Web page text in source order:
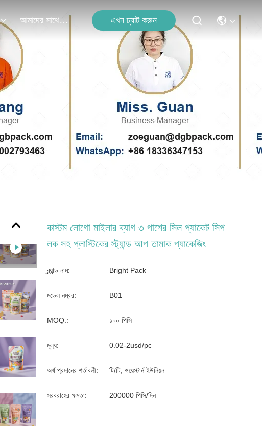
আমাদের সাথে যোগাযোগ এখন চ্যাট করুন
কাস্টম লোগো মাইলার ব্যাগ ৩ পাশের সিল প্যাকেট সিপ
লক সহ প্লাস্টিকের স্ট্যান্ড আপ তামাক প্যাকেজিং
ব্র্যান্ড নাম: Bright Pack
মডেল নম্বর: B01
MOQ.: ১০০ পিসি
মূল্য: 0.02-2usd/pc
অর্থ প্রদানের শর্তাবলী: টি/টি, ওয়েস্টার্ন ইউনিয়ন
সরবরাহের ক্ষমতা: 200000 পিসি/দিন